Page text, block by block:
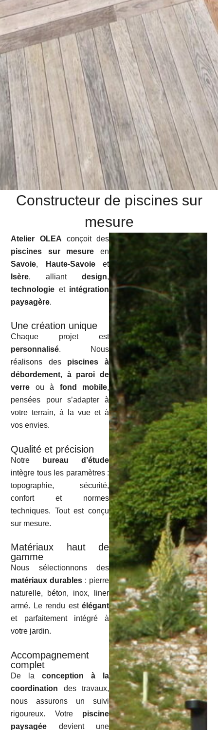
Constructeur de piscines sur
mesure
Atelier OLEA conçoit des
piscines sur mesure en
Savoie, Haute-Savoieet
Isère, alliant design,
technologie et intégration
paysagère.
Une création unique
Chaque projet est
personnalisé. Nous
réalisons des piscines à
débordement, à paroi de
verre ou à fond mobile,
pensées pour s’adapter à
votre terrain, à la vue et à
vos envies.
Qualité et précision
Notre
bureau d’étude
intègre tous les paramètres :
topographie, sécurité,
confort et normes
techniques. Tout est conçu
sur mesure.
Matériaux haut de
gamme
Nous sélectionnons des
matériaux durables : pierre
naturelle, béton, inox, liner
armé. Le rendu est élégant
et parfaitement intégré à
votre jardin.
Accompagnement
complet
De laconception à la
coordination des travaux,
nous assurons un suivi
rigoureux. Votre piscine
paysagée devient une